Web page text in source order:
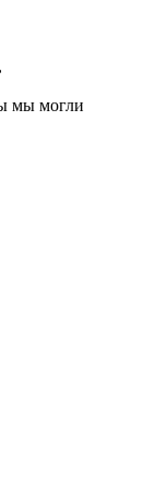
мы могли